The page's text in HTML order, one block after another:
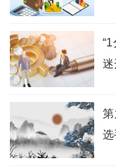
迷
选